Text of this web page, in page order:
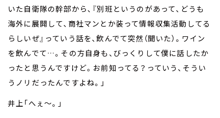
いた自衛隊の幹部から、『別班というのがあって、どうも
海外に展開して、商社マンとか装って情報収集活動してる
らしいぜ』っていう話を、飲んでて突然（聞いた）。ワイン
を飲んでて…。その方自身も、びっくりして僕に話したか
ったと思うんですけど。お前知ってる？っていう、そうい
うノリだったんですよね。」
井上「へぇ～。」